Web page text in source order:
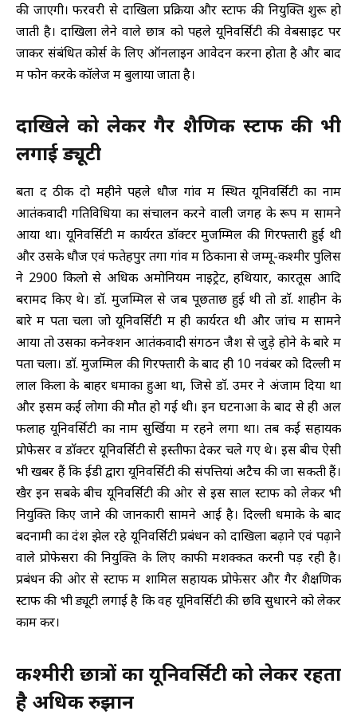
की जाएगी। फरवरी से दाखिला प्रक्रिया और स्टाफ की नियुक्ति शुरू हो
जाती है। दाखिला लेने वाले छात्र को पहले यूनिवर्सिटी की वेबसाइट पर
जाकर संबंधित कोर्स के लिए ऑनलाइन आवेदन करना होता है और बाद
में फोन करके काॅलेज में बुलाया जाता है।
दाखिले को लेकर गैर शैक्षणिक स्टाफ की भी
लगाई ड्यूटी
बता दें ठीक दो महीने पहले धौज गांव में स्थित यूनिवर्सिटी का नाम
आतंकवादी गतिविधियों का संचालन करने वाली जगह के रूप में सामने
आया था। यूनिवर्सिटी में कार्यरत डाॅक्टर मुजम्मिल की गिरफ्तारी हुई थी
और उसके धौज एवं फतेहपुर तगा गांव में ठिकानों से जम्मू-कश्मीर पुलिस
ने 2900 किलो से अधिक अमोनियम नाइट्रेट, हथियार, कारतूस आदि
बरामद किए थे। डाॅ. मुजम्मिल से जब पूछताछ हुई थी तो डाॅ. शाहीन के
बारे में पता चला जो यूनिवर्सिटी में ही कार्यरत थी और जांच में सामने
आया तो उसका कनेक्शन आतंकवादी संगठन जैश से जुड़े होने के बारे में
पता चला। डाॅ. मुजम्मिल की गिरफ्तारी के बाद ही 10 नवंबर को दिल्ली में
लाल किला के बाहर धमाका हुआ था, जिसे डाॅ. उमर ने अंजाम दिया था
और इसमें कई लोगों की मौत हो गई थी। इन घटनाओं के बाद से ही अल
फलाह यूनिवर्सिटी का नाम सुर्खियों में रहने लगा था। तब कई सहायक
प्रोफेसर व डाॅक्टर यूनिवर्सिटी से इस्तीफा देकर चले गए थे। इस बीच ऐसी
भी खबरें हैं कि ईडी द्वारा यूनिवर्सिटी की संपत्तियां अटैच की जा सकती हैं।
खैर इन सबके बीच यूनिवर्सिटी की ओर से इस साल स्टाफ को लेकर भी
नियुक्ति किए जाने की जानकारी सामने आई है। दिल्ली धमाके के बाद
बदनामी का दंश झेल रहे यूनिवर्सिटी प्रबंधन को दाखिला बढ़ाने एवं पढ़ाने
वाले प्रोफेसरों की नियुक्ति के लिए काफी मशक्कत करनी पड़ रही है।
प्रबंधन की ओर से स्टाफ में शामिल सहायक प्रोफेसर और गैर शैक्षणिक
स्टाफ की भी ड्यूटी लगाई है कि वह यूनिवर्सिटी की छवि सुधारने को लेकर
काम करें।
कश्मीरी छात्रों का यूनिवर्सिटी को लेकर रहता
है अधिक रुझान